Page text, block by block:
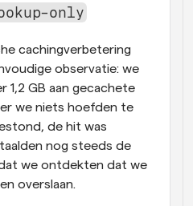
only
cachingverbetering
observatie: we
1,2 GB aan gecachete
we niets hoefden te
de hit was
nog steeds de
we ontdekten dat we
overslaan.